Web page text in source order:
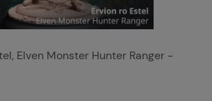
Elven Monster Hunter Ranger -